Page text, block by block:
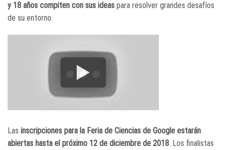
y 18 años compiten con sus ideas para resolver grandes desafíos
de su entorno.
Las inscripciones para la Feria de Ciencias de Google estarán
abiertas hasta el próximo 12 de diciembre de 2018. Los finalistas